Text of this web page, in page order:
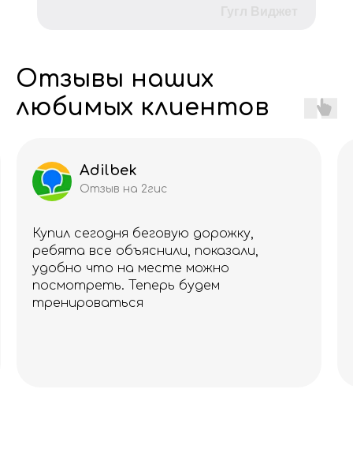
Отзывы наших
любимых клиентов
Adilbek
Отзыв на 2гис
Купил сегодня беговую дорожку,
ребята все объяснили, показали,
удобно что на месте можно
посмотреть. Теперь будем
тренироваться